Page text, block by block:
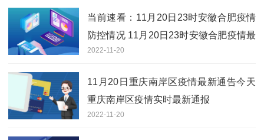
当前速看：11月20日23时安徽合肥疫情
防控情况 11月20日23时安徽合肥疫情最
新通知
2022-11-20
11月20日重庆南岸区疫情最新通告今天
重庆南岸区疫情实时最新通报
2022-11-20